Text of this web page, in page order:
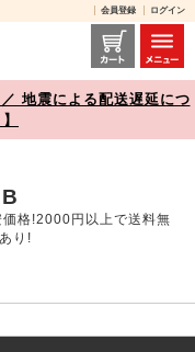
会員登録 ログイン
地震による配送遅延につ
格!2000円以上で送料無
り!